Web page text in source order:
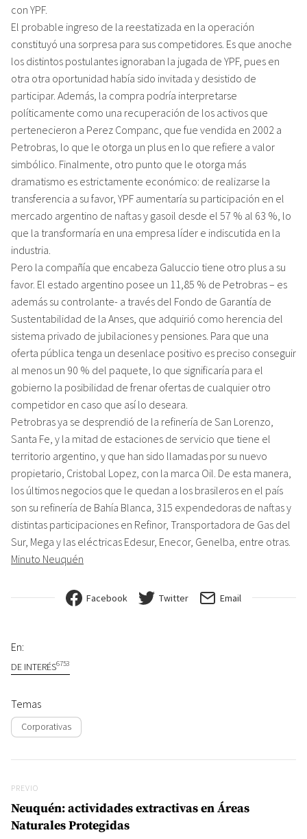
con YPF.
El probable ingreso de la reestatizada en la operación
constituyó una sorpresa para sus competidores. Es que anoche
los distintos postulantes ignoraban la jugada de YPF, pues en
otra otra oportunidad había sido invitada y desistido de
participar. Además, la compra podría interpretarse
políticamente como una recuperación de los activos que
pertenecieron a Perez Companc, que fue vendida en 2002 a
Petrobras, lo que le otorga un plus en lo que refiere a valor
simbólico. Finalmente, otro punto que le otorga más
dramatismo es estrictamente económico: de realizarse la
transferencia a su favor, YPF aumentaría su participación en el
mercado argentino de naftas y gasoil desde el 57 % al 63 %, lo
que la transformaría en una empresa líder e indiscutida en la
industria.
Pero la compañía que encabeza Galuccio tiene otro plus a su
favor. El estado argentino posee un 11,85 % de Petrobras – es
además su controlante- a través del Fondo de Garantía de
Sustentabilidad de la Anses, que adquirió como herencia del
sistema privado de jubilaciones y pensiones. Para que una
oferta pública tenga un desenlace positivo es preciso conseguir
al menos un 90 % del paquete, lo que significaría para el
gobierno la posibilidad de frenar ofertas de cualquier otro
competidor en caso que así lo deseara.
Petrobras ya se desprendió de la refinería de San Lorenzo,
Santa Fe, y la mitad de estaciones de servicio que tiene el
territorio argentino, y que han sido llamadas por su nuevo
propietario, Cristobal Lopez, con la marca Oil. De esta manera,
los últimos negocios que le quedan a los brasileros en el país
son su refinería de Bahía Blanca, 315 expendedoras de naftas y
distintas participaciones en Refinor, Transportadora de Gas del
Sur, Mega y las eléctricas Edesur, Enecor, Genelba, entre otras.
Minuto Neuquén
Facebook Twitter Email
En:
DE INTERÉS6753
Temas
Corporativas
Previo
PREVIO
Neuquén: actividades extractivas en Áreas
Naturales Protegidas